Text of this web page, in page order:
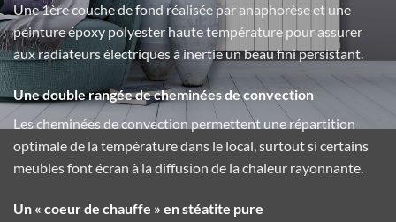
Une 1ère couche de fond réalisée par anaphorèse et une
peinture époxy polyester haute température pour assurer
aux radiateurs électriques à inertie un beau fini persistant.
Une double rangée de cheminées de convection
Les cheminées de convection permettent une répartition
optimale de la température dans le local, surtout si certains
meubles font écran à la diffusion de la chaleur rayonnante.
Un « coeur de chauffe » en stéatite pure